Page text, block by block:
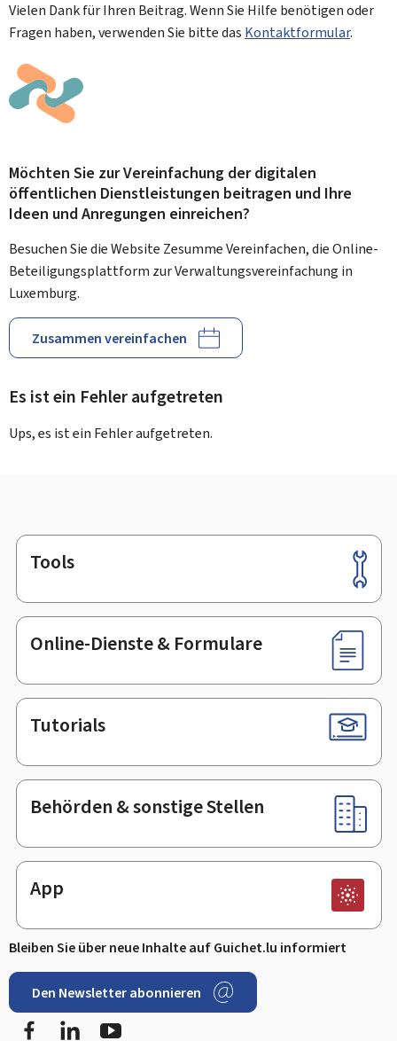
Vielen Dank für Ihren Beitrag. Wenn Sie Hilfe benötigen oder
Fragen haben, verwenden Sie bitte das Kontaktformular.
Möchten Sie zur Vereinfachung der digitalen
öffentlichen Dienstleistungen beitragen und Ihre
Ideen und Anregungen einreichen?
Besuchen Sie die Website Zesumme Vereinfachen, die Online-
Beteiligungsplattform zur Verwaltungsvereinfachung in
Luxemburg.
Zusammen vereinfachen
Es ist ein Fehler aufgetreten
Ups, es ist ein Fehler aufgetreten.
Footer
Tools
Online-Dienste & Formulare
Tutorials
Behörden & sonstige Stellen
App
Bleiben Sie über neue Inhalte auf Guichet.lu informiert
Den Newsletter abonnieren
FacebookLinkedIn